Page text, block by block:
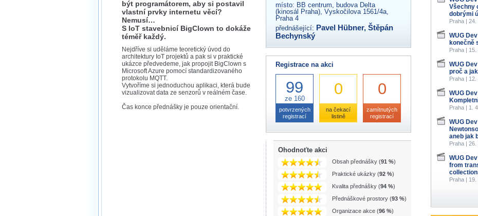
být programátorem, aby si postavil
vlastní prvky internetu věcí?
Nemusí…
S IoT stavebnicí BigClown to dokáže
téměř každý.
Nejdříve si uděláme teoretický úvod do
architektury IoT projektů a pak si v praktické
ukázce předvedeme, jak propojit BigClown s
Microsoft Azure pomocí standardizovaného
protokolu MQTT.
Vytvoříme si jednoduchou aplikaci, která bude
vizualizovat data ze senzorů v reálném čase.
Čas konce přednášky je pouze orientační.
místo: BB centrum, budova Delta
(kinosál Praha), Vyskočilova 1561/4a,
Praha 4
přednášející: Pavel Hübner, Štěpán
Bechynský
Registrace na akci
99
ze 160
potvrzených
registrací
0
na čekací
listině
0
zamítnutých
registrací
Ohodnoťte akci
Obsah přednášky (91 %)
Praktické ukázky (92 %)
Kvalita přednášky (94 %)
Přednáškové prostory (93 %)
Organizace akce (96 %)
Všechny
dobrými
Praha | 24.
WUG
konečně
Praha | 15.
WUG
proč a
Praha | 12.
WUG
Praha | 1.
WUG
aneb jak
Praha | 26.
WUG
from
Praha | 19.